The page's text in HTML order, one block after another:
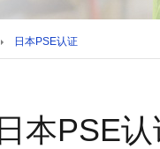
日本PSE认证
日本PSE